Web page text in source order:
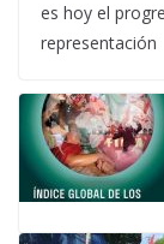
es hoy el
representación